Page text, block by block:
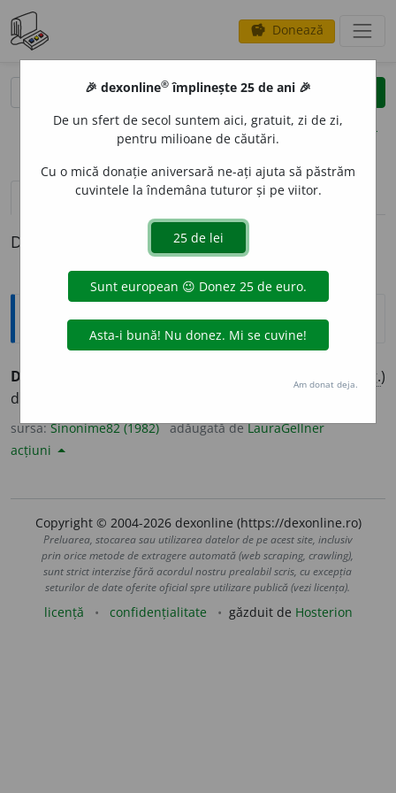
savings Donează
clear
opțiuni
definiții (1) pronunțievolume_up (2)
Definiția cu ID-ul 983133:
Sinonime
DEMORALIZ fig.)
demobiliz
sursa:Sinonime82 (1982) adăugată deLauraGellner
acțiuni
Copyright © 2004-2026 dexonline (https://dexonline.ro)
Preluarea, stocarea sau utilizarea datelor de pe acest site, inclusiv
prin orice metode de extragere automată (web scraping, crawling),
sunt strict interzise fără acordul nostru prealabil scris, cu excepția
seturilor de date oferite oficial spre utilizare publică (vezi licența).
licență confidențialitate găzduit de Hosterion
🎉 dexonline® împlinește 25 de ani 🎉
De un sfert de secol suntem aici, gratuit, zi de zi,
pentru milioane de căutări.
Cu o mică donație aniversară ne-ați ajuta să păstrăm
cuvintele la îndemâna tuturor și pe viitor.
Am donat deja.